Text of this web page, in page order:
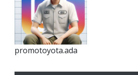
promotoyota.ada